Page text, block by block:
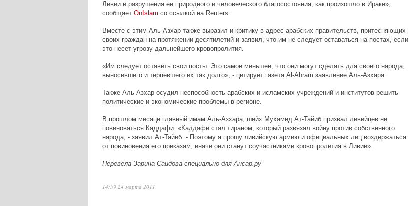
Ливии и разрушения ее природного и человеческого благосостояния, как произошло в Ираке»,
сообщает OnIslam со ссылкой на Reuters.
Вместе с этим Аль-Азхар также выразил и критику в адрес арабских правительств, притесняющих
своих граждан на протяжении десятилетий и заявил, что им не следует оставаться на постах, если
это несет угрозу дальнейшего кровопролития.
«Им следует оставить свои посты. Это самое меньшее, что они могут сделать для своего народа,
выносившего и терпевшего их так долго», - цитирует газета Al-Ahram заявление Аль-Азхара.
Также Аль-Азхар осудил неспособность арабских и исламских учреждений и институтов решить
политические и экономические проблемы в регионе.
В прошлом месяце главный имам Аль-Азхара, шейх Мухамед Ат-Тайиб призвал ливийцев не
повиноваться Каддафи. «Каддафи стал тираном, который развязал войну против собственного
народа, - заявил Ат-Тайиб. - Поэтому я прошу ливийскую армию и официальных лиц воздержаться
от повиновения его приказам, иначе они станут соучастниками кровопролития в Ливии».
Перевела Зарина Саидова специально для Ансар.ру
14:59 24 марта 2011